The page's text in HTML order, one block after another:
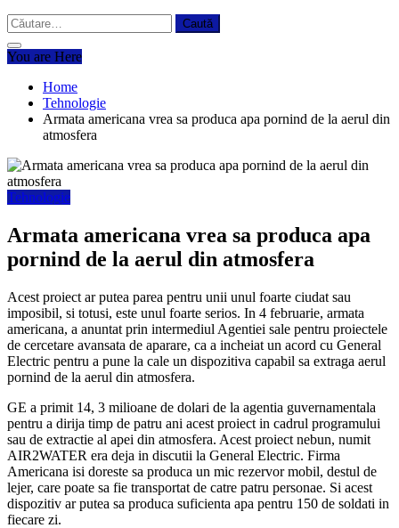
Caută
după:
You are Here
Home
Tehnologie
Armata americana vrea sa produca apa pornind de la aerul din
atmosfera
Tehnologie
Armata americana vrea sa produca apa
pornind de la aerul din atmosfera
Acest proiect ar putea parea pentru unii unul foarte ciudat sau
imposibil, si totusi, este unul foarte serios. In 4 februarie, armata
americana, a anuntat prin intermediul Agentiei sale pentru proiectele
de cercetare avansata de aparare, ca a incheiat un acord cu General
Electric pentru a pune la cale un dispozitiva capabil sa extraga aerul
pornind de la aerul din atmosfera.
GE a primit 14, 3 milioane de dolari de la agentia guvernamentala
pentru a dirija timp de patru ani acest proiect in cadrul programului
sau de extractie al apei din atmosfera. Acest proiect nebun, numit
AIR2WATER era deja in discutii la General Electric. Firma
Americana isi doreste sa produca un mic rezervor mobil, destul de
lejer, care poate sa fie transportat de catre patru personae. Si acest
dispozitiv ar putea sa produca suficienta apa pentru 150 de soldati in
fiecare zi.